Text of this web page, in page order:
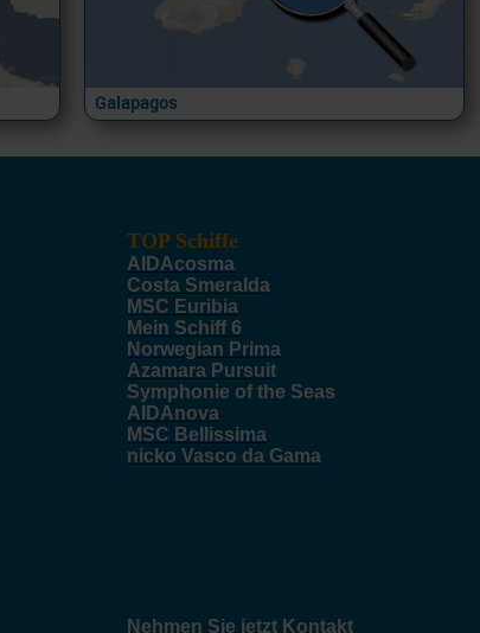
Galapagos
TOP Schiffe
AIDAcosma
Costa Smeralda
MSC Euribia
Mein Schiff 6
Norwegian Prima
Azamara Pursuit
Symphonie of the Seas
AIDAnova
MSC Bellissima
nicko Vasco da Gama
Nehmen Sie jetzt Kontakt